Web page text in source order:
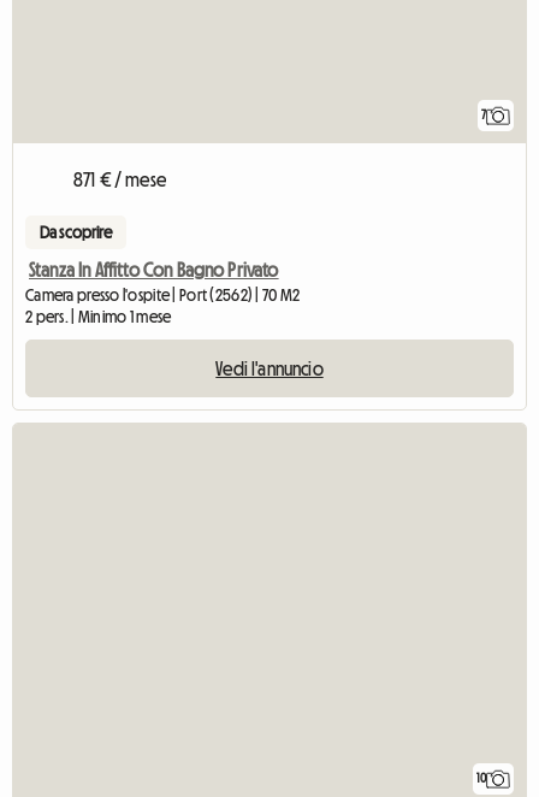
7
871 € / mese
Da scoprire
Stanza In Affitto Con Bagno Privato
Camera presso l'ospite | Port (2562) | 70 M2
2 pers. | Minimo 1 mese
Vedi l'annuncio
10